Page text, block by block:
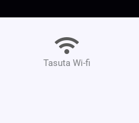
Tasuta Wi-fi